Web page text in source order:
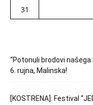
31
“Potonuli brodovi
6. rujna, Malinska!
[KOSTRENA]: Festival